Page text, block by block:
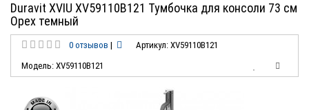
Duravit XVIU XV59110B121 Тумбочка для консоли 73 см
Орех темный
0 отзывов |
Артикул: XV59110B121
Модель: XV59110B121